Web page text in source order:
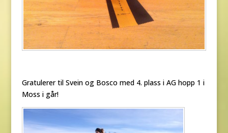
Gratulerer til Svein og Bosco med 4. plass i AG hopp 1 i
Moss i går!